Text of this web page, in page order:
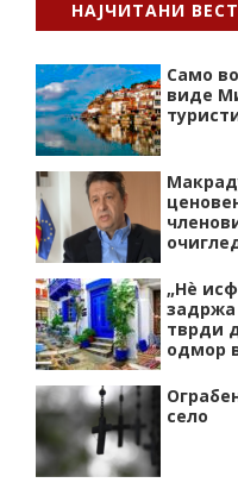
НАЈЧИТАНИ
Само
виде
„Нѐ
задржа
тврди
одмор
село